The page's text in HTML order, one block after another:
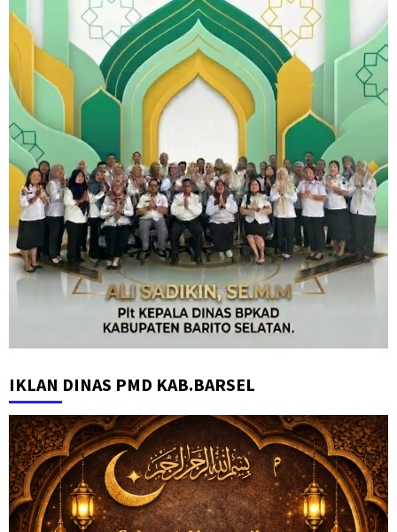
IKLAN DINAS PMD KAB.BARSEL